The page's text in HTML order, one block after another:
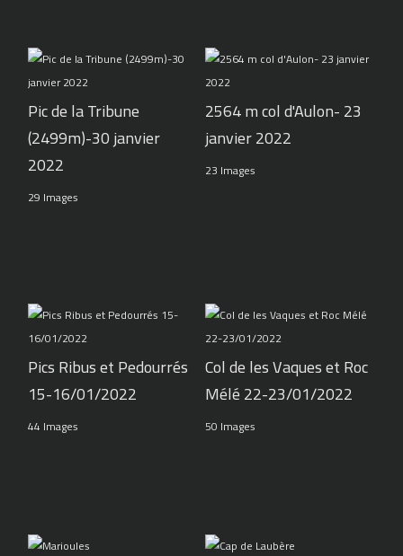
Pic de la Tribune
(2499m)-30 janvier
2022
29 Images
2564 m col d'Aulon- 23
janvier 2022
23 Images
Pics Ribus et Pedourrés
15-16/01/2022
44 Images
Col de les Vaques et Roc
Mélé 22-23/01/2022
50 Images